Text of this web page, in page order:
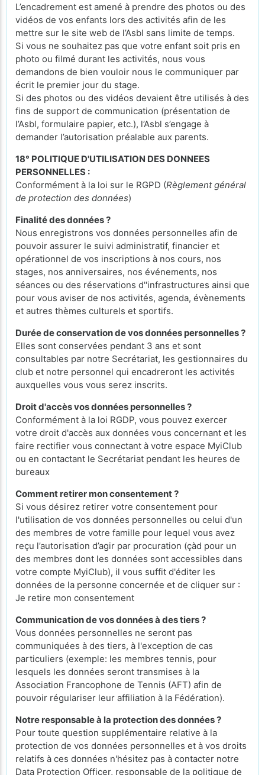
L’encadrement est amené à prendre des photos ou des
vidéos de vos enfants lors des activités afin de les
mettre sur le site web de l’Asbl sans limite de temps.
Si vous ne souhaitez pas que votre enfant soit pris en
photo ou filmé durant les activités, nous vous
demandons de bien vouloir nous le communiquer par
écrit le premier jour du stage.
Si des photos ou des vidéos devaient être utilisés à des
fins de support de communication (présentation de
l’Asbl, formulaire papier, etc.), l’Asbl s’engage à
demander l’autorisation préalable aux parents.
18° POLITIQUE D'UTILISATION DES DONNEES
PERSONNELLES :
Conformément à la loi sur le RGPD (Règlement général
de protection des données)
Finalité des données ?
Nous enregistrons vos données personnelles afin de
pouvoir assurer le suivi administratif, financier et
opérationnel de vos inscriptions à nos cours, nos
stages, nos anniversaires, nos événements, nos
séances ou des réservations d''infrastructures ainsi que
pour vous aviser de nos activités, agenda, évènements
et autres thèmes culturels et sportifs.
Durée de conservation de vos données personnelles ?
Elles sont conservées pendant 3 ans et sont
consultables par notre Secrétariat, les gestionnaires du
club et notre personnel qui encadreront les activités
auxquelles vous vous serez inscrits.
Droit d'accès vos données personnelles ?
Conformément à la loi RGDP, vous pouvez exercer
votre droit d'accès aux données vous concernant et les
faire rectifier vous connectant à votre espace MyiClub
ou en contactant le Secrétariat pendant les heures de
bureaux
Comment retirer mon consentement ?
Si vous désirez retirer votre consentement pour
l'utilisation de vos données personnelles ou celui d'un
des membres de votre famille pour lequel vous avez
reçu l’autorisation d’agir par procuration (çàd pour un
des membres dont les données sont accessibles dans
votre compte MyiClub), il vous suffit d'éditer les
données de la personne concernée et de cliquer sur :
Je retire mon consentement
Communication de vos données à des tiers ?
Vous données personnelles ne seront pas
communiquées à des tiers, à l'exception de cas
particuliers (exemple: les membres tennis, pour
lesquels les données seront transmises à la
Association Francophone de Tennis (AFT) afin de
pouvoir régulariser leur affiliation à la Fédération).
Notre responsable à la protection des données ?
Pour toute question supplémentaire relative à la
protection de vos données personnelles et à vos droits
relatifs à ces données n'hésitez pas à contacter notre
Data Protection Officer, responsable de la politique de